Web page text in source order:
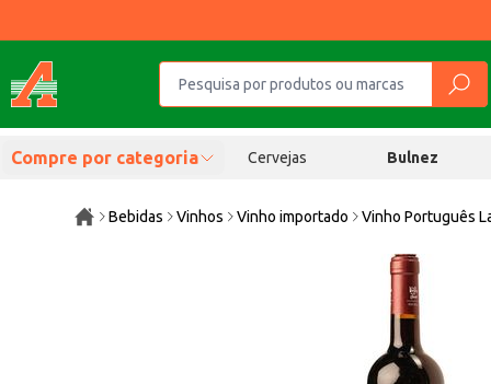
Compre por categoria Cervejas Bulnez
Bebidas Vinhos Vinho importado Vinho Português